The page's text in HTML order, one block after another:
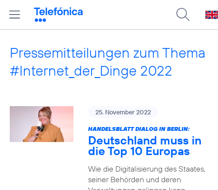
Pressemitteilungen zum Thema
#Internet_der_Dinge 2022
25. November 2022
HANDELSBLATT DIALOG IN BERLIN:
Deutschland muss in
die Top 10 Europas
Wie die Digitalisierung des Staates,
seiner Behörden und deren